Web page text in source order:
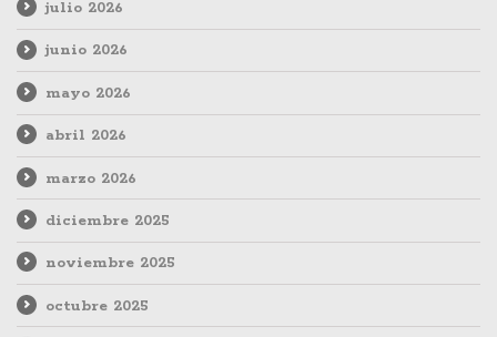
julio 2026
junio 2026
mayo 2026
abril 2026
marzo 2026
diciembre 2025
noviembre 2025
octubre 2025